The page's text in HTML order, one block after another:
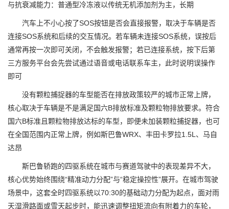
与抗衰减能力：普通型冷冻液以传统无机添加剂为主，长期
汽车上不小心按了SOS按钮是否会直接报警，取决于车辆是否
连接SOS系统和后续的交互情况。若车辆未连接SOS系统，误按后
通常再按一次即可关闭，不会触发报警；若已连接系统，按下后第
三方服务平台会先尝试通过语音或电话联系车主，此时说明误操作
即可
没有颗粒捕捉器的车型能否在排放政策较严的城市正常上牌，
核心取决于车辆是不是满足国六B排放标准及颗粒物排放要求。符合
国六B标准且颗粒物排放达标的车型，即便未加装颗粒捕捉器，也可
在全国范围内正常上牌，例如斯巴鲁WRX、丰田卡罗拉1.5L、马自
达昂
斯巴鲁轿跑的四驱系统在城市与赛道驾驶中的表现差异不大，
核心优势始终围绕“精准动力分配”与“稳定操控性”展开。在城市驾驶
场景中，这套全时四驱系统以70:30的基础动力分配为起点，面对雨
天湿滑路面或雪天起步时，能迅速调整扭矩流向有附着力的车轮，